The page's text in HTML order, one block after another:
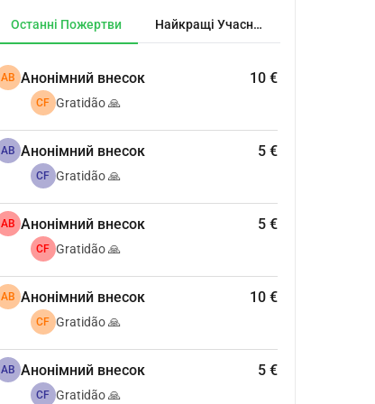
Останні Пожертви Найкращі Учасники
АВ Анонімний внесок 10 €
CF Gratidão 🙏
АВ Анонімний внесок 5 €
CF Gratidão 🙏
АВ Анонімний внесок 5 €
CF Gratidão 🙏
АВ Анонімний внесок 10 €
CF Gratidão 🙏
АВ Анонімний внесок 5 €
CF Gratidão 🙏